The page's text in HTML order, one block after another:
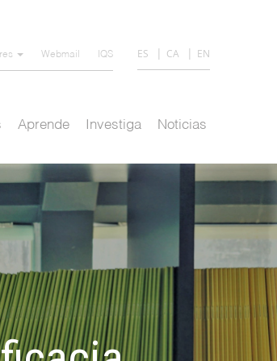
Webmail IQS ES CA EN
Aprende Investiga Noticias